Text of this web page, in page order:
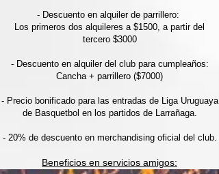
- Descuento en alquiler de parrillero:
Los primeros dos alquileres a $1500, a partir del
tercero $3000
- Descuento en alquiler del club para cumpleaños:
Cancha + parrillero ($7000)
- Precio bonificado para las entradas de Liga Uruguaya
de Basquetbol en los partidos de Larrañaga.
- 20% de descuento en merchandising oficial del club.
Beneficios en servicios amigos: